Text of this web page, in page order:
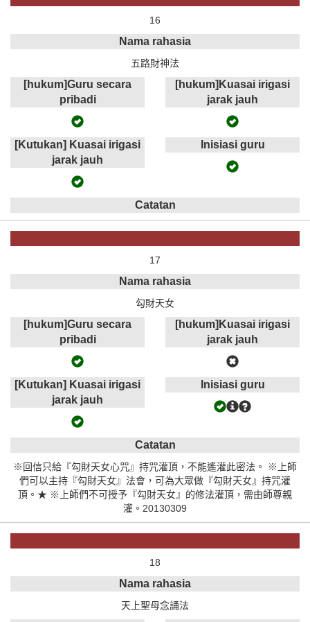
16
Nama rahasia
五路財神法
[hukum]Guru secara
pribadi
[hukum]Kuasai irigasi
jarak jauh
[Kutukan] Kuasai irigasi
jarak jauh
Inisiasi guru
Catatan
17
Nama rahasia
勾財天女
[hukum]Guru secara
pribadi
[hukum]Kuasai irigasi
jarak jauh
[Kutukan] Kuasai irigasi
jarak jauh
Inisiasi guru
Catatan
※回信只給『勾財天女心咒』持咒灌頂，不能遙灌此密法。 ※上師
們可以主持『勾財天女』法會，可為大眾做『勾財天女』持咒灌
頂。★ ※上師們不可授予『勾財天女』的修法灌頂，需由師尊親
灌。20130309
18
Nama rahasia
天上聖母念誦法